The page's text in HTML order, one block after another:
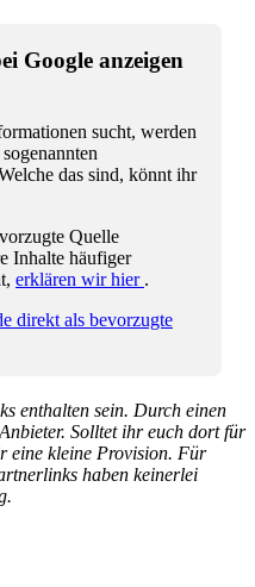
Google anzeigen
sucht, werden
das sind, könnt ihr
Quelle
Inhalte häufiger
erklären wir hier .
direkt als bevorzugte
enthalten sein. Durch einen
Solltet ihr euch dort für
eine kleine Provision. Für
haben keinerlei